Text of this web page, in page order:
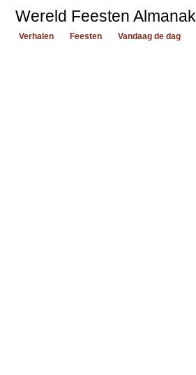
Wereld Feesten Almanak
Verhalen Feesten Vandaag de dag